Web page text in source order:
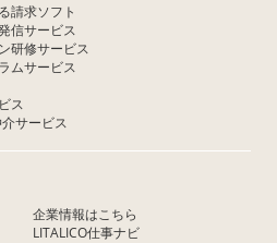
請求ソフト
信サービス
研修サービス
ムサービス
ス
サービス
企業情報はこちら
LITALICO仕事ナビ